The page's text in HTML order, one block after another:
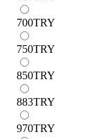
700TRY
750TRY
850TRY
883TRY
970TRY